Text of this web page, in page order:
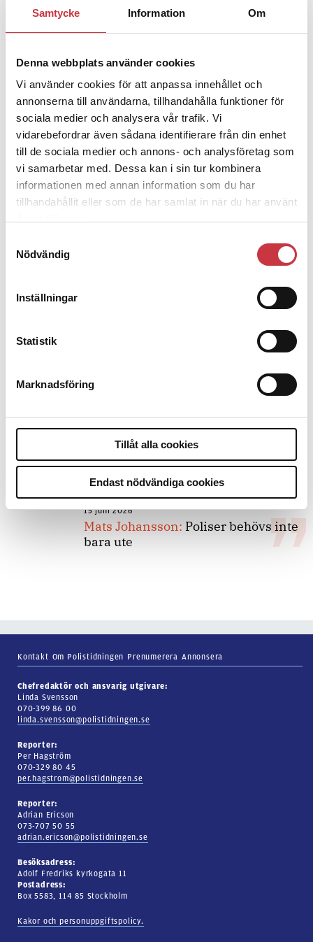
Samtycke Information Om
Denna webbplats använder cookies
Vi använder cookies för att anpassa innehållet och
annonserna till användarna, tillhandahålla funktioner för
sociala medier och analysera vår trafik. Vi
vidarebefordrar även sådana identifierare från din enhet
till de sociala medier och annons- och analysföretag som
vi samarbetar med. Dessa kan i sin tur kombinera
informationen med annan information som du har
tillhandahållit eller som de har samlat in när du har använt
Nödvändig
Inställningar
Statistik
Marknadsföring
Tillåt alla cookies
Endast nödvändiga cookies
Jens Mårtensson:
Snart 20 år i tjänst
– nu ska han lära sig grunderna
4 juni 2026
Polisregionen erkänner fel: ”Kommer
att rättas till”
Debatt
7 juli 2026
Debatt:Med för höga krav på evidens
kan polisen inte göra något alls
15 juni 2026
Mats Johansson: Poliser behövs inte
bara ute
Kontakt Om Polistidningen Prenumerera Annonsera
Chefredaktör och ansvarig utgivare:
Linda Svensson
070-399 86 00
linda.svensson@polistidningen.se
Reporter:
Per Hagström
070-329 80 45
per.hagstrom@polistidningen.se
Reporter:
Adrian Ericson
073-707 50 55
adrian.ericson@polistidningen.se
Besöksadress:
Adolf Fredriks kyrkogata 11
Postadress:
Box 5583, 114 85 Stockholm
Kakor och personuppgiftspolicy.